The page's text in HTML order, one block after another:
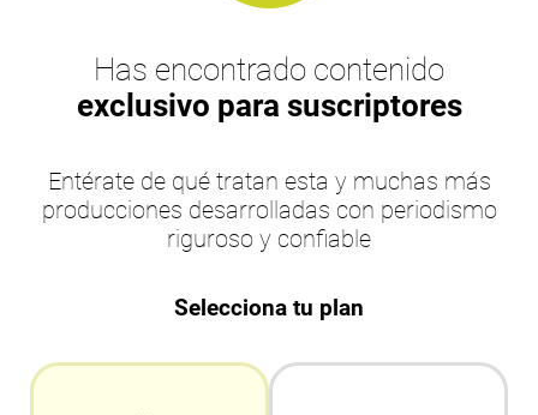
Has encontrado contenido
exclusivo para suscriptores
Entérate de qué tratan esta y muchas más
producciones desarrolladas con periodismo
riguroso y confiable
Selecciona tu plan